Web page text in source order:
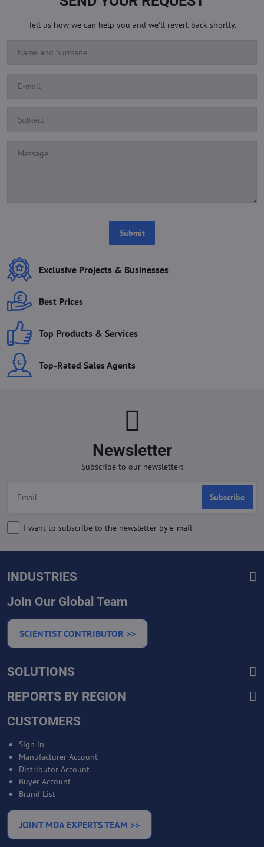
Tell us how we can help you and we'll revert back shortly.
Submit
Exclusive Projects & Businesses
Best Prices
Top Products & Services
Top-Rated Sales Agents
Newsletter
Subscribe to our newsletter:
Subscribe
I want to subscribe to the newsletter by e-mail
INDUSTRIES
Join Our Global Team
SCIENTIST CONTRIBUTOR >>
SOLUTIONS
REPORTS BY REGION
CUSTOMERS
Sign in
Manufacturer Account
Distributor Account
Buyer Account
Brand List
JOINT MDA EXPERTS TEAM >>